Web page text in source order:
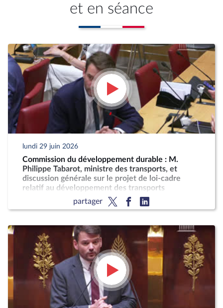
et en séance
lundi 29 juin 2026
Commission du développement durable : M.
Philippe Tabarot, ministre des transports, et
discussion générale sur le projet de loi-cadre
relatif au développement des transports
partager